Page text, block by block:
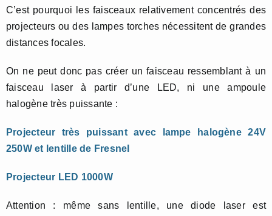
C’est pourquoi les faisceaux relativement concentrés des
projecteurs ou des lampes torches nécessitent de grandes
distances focales.
On ne peut donc pas créer un faisceau ressemblant à un
faisceau laser à partir d’une LED, ni une ampoule
halogène très puissante :
Projecteur très puissant avec lampe halogène 24V
250W et lentille de Fresnel
Projecteur LED 1000W
Attention : même sans lentille, une diode laser est